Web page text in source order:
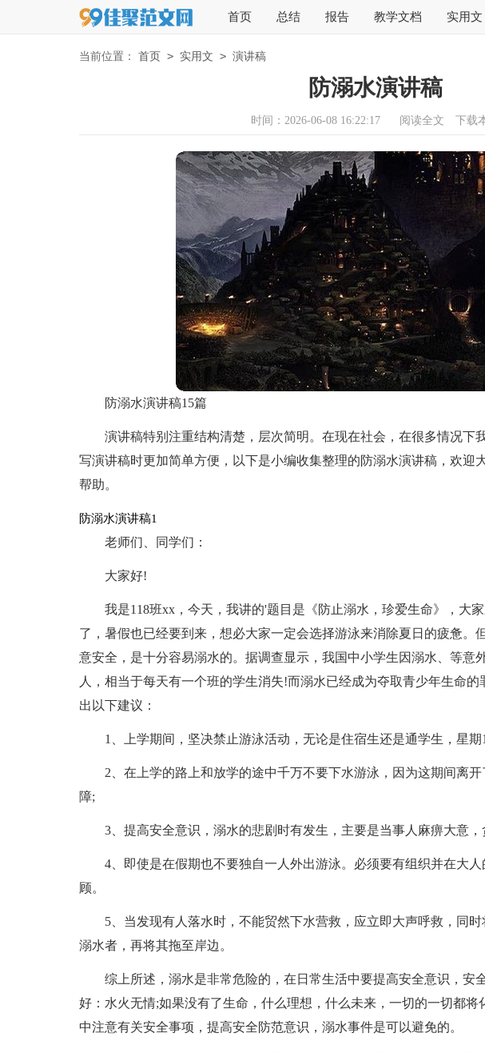
首页 总结 报告 教学文档 实用文
当前位置： 首页 > 实用文 > 演讲稿
防溺水演讲稿
时间：2026-06-08 16:22:17 阅读全文 下载
防溺水演讲稿15篇
演讲稿特别注重结构清楚，层次简明。在现在社会，在很多情况下
写演讲稿时更加简单方便，以下是小编收集整理的防溺水演讲稿，欢迎
帮助。
防溺水演讲稿1
老师们、同学们：
大家好!
我是118班xx，今天，我讲的'题目是《防止溺水，珍爱生命》，大
了，暑假也已经要到来，想必大家一定会选择游泳来消除夏日的疲惫。
意安全，是十分容易溺水的。据调查显示，我国中小学生因溺水、等意
人，相当于每天有一个班的学生消失!而溺水已经成为夺取青少年生命
出以下建议：
1、上学期间，坚决禁止游泳活动，无论是住宿生还是通学生，星
2、在上学的路上和放学的途中千万不要下水游泳，因为这期间离
障;
3、提高安全意识，溺水的悲剧时有发生，主要是当事人麻痹大意
4、即使是在假期也不要独自一人外出游泳。必须要有组织并在大
顾。
5、当发现有人落水时，不能贸然下水营救，应立即大声呼救，同
溺水者，再将其拖至岸边。
综上所述，溺水是非常危险的，在日常生活中要提高安全意识，安
好：水火无情;如果没有了生命，什么理想，什么未来，一切的一切都
中注意有关安全事项，提高安全防范意识，溺水事件是可以避免的。